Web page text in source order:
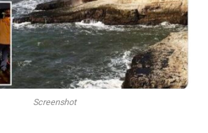
Screenshot